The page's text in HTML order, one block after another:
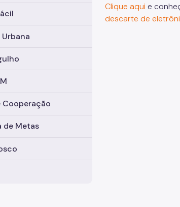
Cooperação
de Metas
Clique aqui e
descarte de